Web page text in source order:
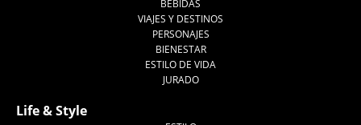
BEBIDAS
VIAJES Y DESTINOS
PERSONAJES
BIENESTAR
ESTILO DE VIDA
JURADO
Life & Style